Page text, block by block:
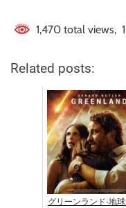
1,470 total views,
Related posts:
グリーンランド-地